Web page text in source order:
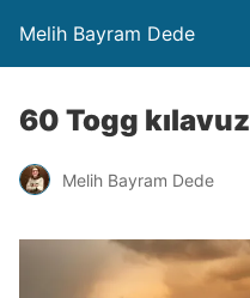
Melih Bayram Dede
60 Togg
Melih Bayram Dede